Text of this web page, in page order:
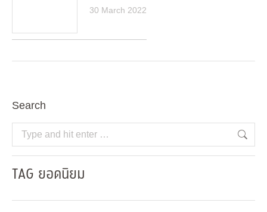
30 March 2022
Search
Search:
TAG ยอดนิยม